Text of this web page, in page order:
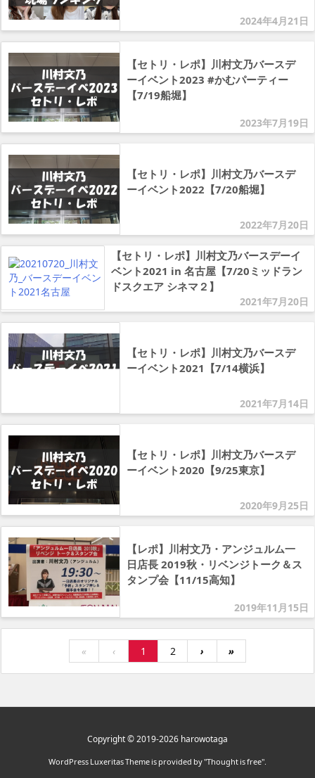
2024年4月21日
2023年7月19日
【セトリ・レポ】川村文乃バースデ
ーイベント2023 #かむパーティー
【7/19船堀】
2022年7月20日
【セトリ・レポ】川村文乃バースデ
ーイベント2022【7/20船堀】
2021年7月20日
【セトリ・レポ】川村文乃バースデーイ
ベント2021 in 名古屋【7/20ミッドラン
ドスクエア シネマ２】
2021年7月14日
【セトリ・レポ】川村文乃バースデ
ーイベント2021【7/14横浜】
2020年9月25日
【セトリ・レポ】川村文乃バースデ
ーイベント2020【9/25東京】
2019年11月15日
【レポ】川村文乃・アンジュルム一
日店長 2019秋・リベンジトーク＆ス
タンプ会【11/15高知】
« ‹ 1 2 › »
Copyright ©2019-2026 harowotaga
WordPress Luxeritas Theme is provided by "Thought is free".